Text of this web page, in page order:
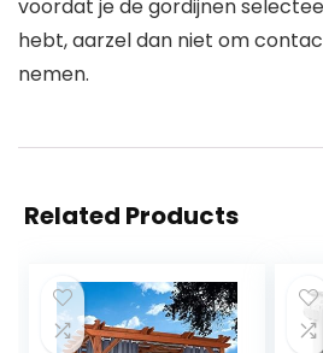
voordat je de gordijnen
hebt, aarzel dan niet om
nemen.
Related Products